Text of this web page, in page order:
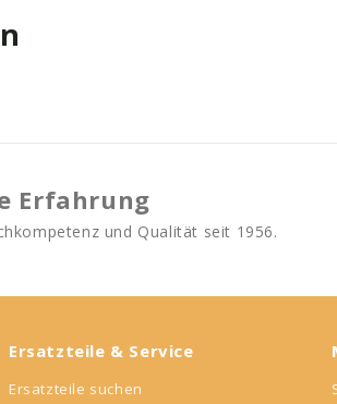
Erfahrung
und Qualität seit 1956.
Ersatzteile & Service
Ersatzteile suchen